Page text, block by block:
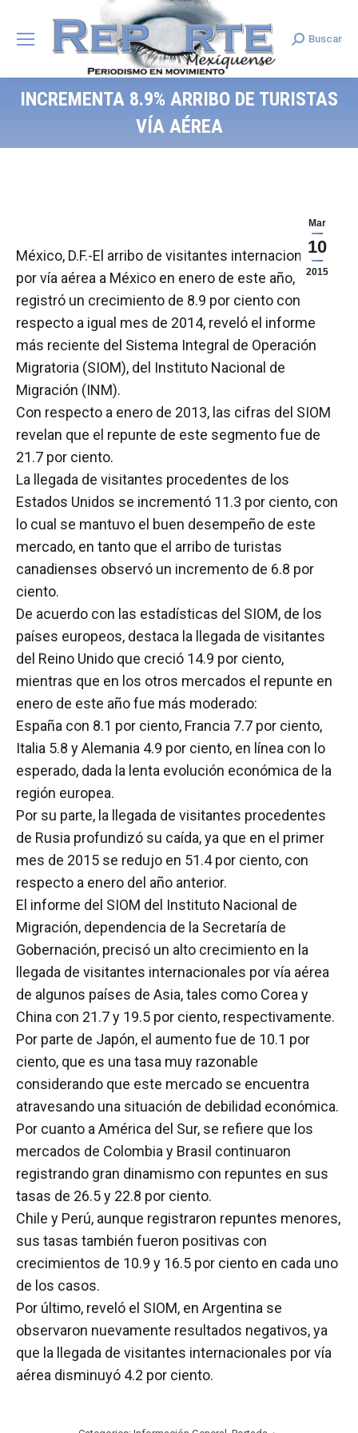
Search:
Buscar
INCREMENTA 8.9% ARRIBO DE TURISTAS
VÍA AÉREA
Mar
10
2015
México, D.F.-El arribo de visitantes internacionales
por vía aérea a México en enero de este año,
registró un crecimiento de 8.9 por ciento con
respecto a igual mes de 2014, reveló el informe
más reciente del Sistema Integral de Operación
Migratoria (SIOM), del Instituto Nacional de
Migración (INM).
Con respecto a enero de 2013, las cifras del SIOM
revelan que el repunte de este segmento fue de
21.7 por ciento.
La llegada de visitantes procedentes de los
Estados Unidos se incrementó 11.3 por ciento, con
lo cual se mantuvo el buen desempeño de este
mercado, en tanto que el arribo de turistas
canadienses observó un incremento de 6.8 por
ciento.
De acuerdo con las estadísticas del SIOM, de los
países europeos, destaca la llegada de visitantes
del Reino Unido que creció 14.9 por ciento,
mientras que en los otros mercados el repunte en
enero de este año fue más moderado:
España con 8.1 por ciento, Francia 7.7 por ciento,
Italia 5.8 y Alemania 4.9 por ciento, en línea con lo
esperado, dada la lenta evolución económica de la
región europea.
Por su parte, la llegada de visitantes procedentes
de Rusia profundizó su caída, ya que en el primer
mes de 2015 se redujo en 51.4 por ciento, con
respecto a enero del año anterior.
El informe del SIOM del Instituto Nacional de
Migración, dependencia de la Secretaría de
Gobernación, precisó un alto crecimiento en la
llegada de visitantes internacionales por vía aérea
de algunos países de Asia, tales como Corea y
China con 21.7 y 19.5 por ciento, respectivamente.
Por parte de Japón, el aumento fue de 10.1 por
ciento, que es una tasa muy razonable
considerando que este mercado se encuentra
atravesando una situación de debilidad económica.
Por cuanto a América del Sur, se refiere que los
mercados de Colombia y Brasil continuaron
registrando gran dinamismo con repuntes en sus
tasas de 26.5 y 22.8 por ciento.
Chile y Perú, aunque registraron repuntes menores,
sus tasas también fueron positivas con
crecimientos de 10.9 y 16.5 por ciento en cada uno
de los casos.
Por último, reveló el SIOM, en Argentina se
observaron nuevamente resultados negativos, ya
que la llegada de visitantes internacionales por vía
aérea disminuyó 4.2 por ciento.